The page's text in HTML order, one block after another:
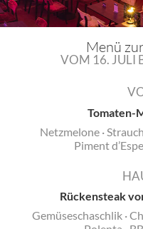
Menü
VOM 16. JULI
Tomaten-
Netzmelone ·
Piment
Rückensteak
Gemüseschaschlik ·